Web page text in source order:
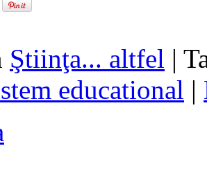
Ştiinţa... altfel |
educational |